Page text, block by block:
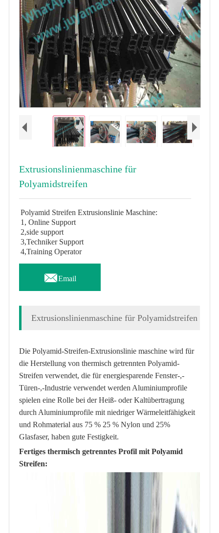
Extrusionslinienmaschine für
Polyamidstreifen
Polyamid Streifen Extrusionslinie Maschine:
1, Online Support
2,side support
3,Techniker Support
4,Training Operator
Email
Extrusionslinienmaschine für Polyamidstreifen
Die Polyamid-Streifen-Extrusionslinie maschine wird für
die Herstellung von thermisch getrennten Polyamid-
Streifen verwendet, die für energiesparende Fenster-,-
Türen-,-Industrie verwendet werden Aluminiumprofile
spielen eine Rolle bei der Heiß- oder Kaltübertragung
durch Aluminiumprofile mit niedriger Wärmeleitfähigkeit
und Rohmaterial aus 75 % 25 % Nylon und 25%
Glasfaser, haben gute Festigkeit.
Fertiges thermisch getrenntes Profil mit Polyamid
Streifen: